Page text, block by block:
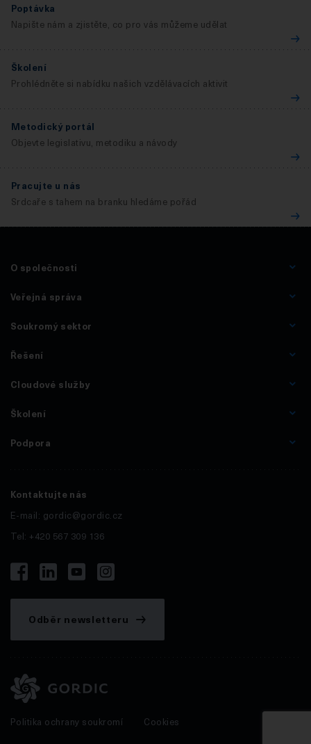
Poptávka
Napište nám a zjistěte, co pro vás můžeme udělat
Školení
Prohlédněte si nabídku našich vzdělávacích aktivit
Metodický portál
Objevte legislativu, metodiku a návody
Pracujte u nás
Srdcaře s tahem na branku hledáme pořád
O společnosti
Veřejná správa
Soukromý sektor
Řešení
Cloudové služby
Školení
Podpora
Kontaktujte nás
E-mail: gordic@gordic.cz
Tel: +420 567 309 136
Odběr newsletteru
Politika ochrany soukromí Cookies